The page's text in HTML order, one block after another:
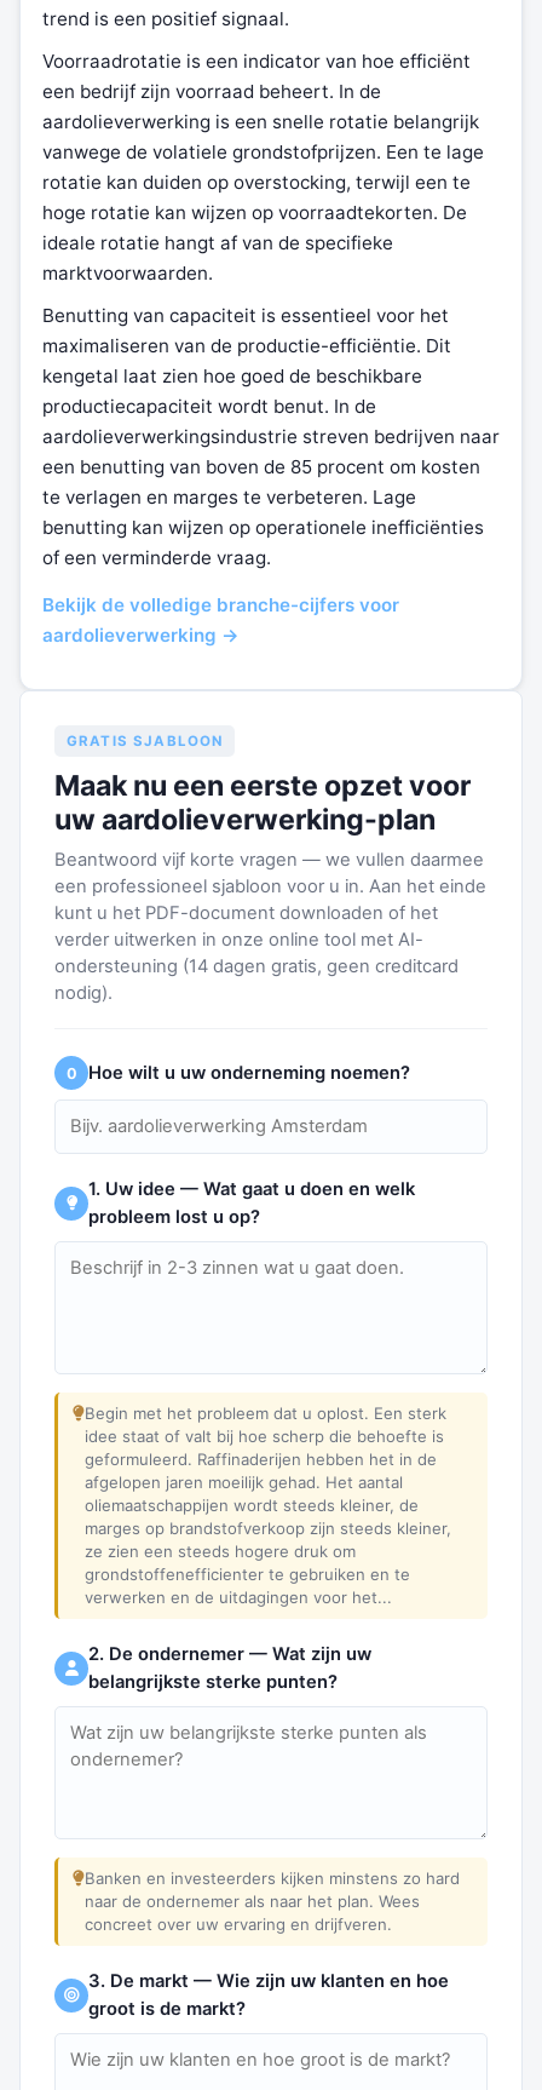
trend is een positief signaal.
Voorraadrotatie is een indicator van hoe efficiënt
een bedrijf zijn voorraad beheert. In de
aardolieverwerking is een snelle rotatie belangrijk
vanwege de volatiele grondstofprijzen. Een te lage
rotatie kan duiden op overstocking, terwijl een te
hoge rotatie kan wijzen op voorraadtekorten. De
ideale rotatie hangt af van de specifieke
marktvoorwaarden.
Benutting van capaciteit is essentieel voor het
maximaliseren van de productie-efficiëntie. Dit
kengetal laat zien hoe goed de beschikbare
productiecapaciteit wordt benut. In de
aardolieverwerkingsindustrie streven bedrijven naar
een benutting van boven de 85 procent om kosten
te verlagen en marges te verbeteren. Lage
benutting kan wijzen op operationele inefficiënties
of een verminderde vraag.
Bekijk de volledige branche-cijfers voor
aardolieverwerking →
GRATIS SJABLOON
Maak nu een eerste opzet voor
uw aardolieverwerking-plan
Beantwoord vijf korte vragen — we vullen daarmee
een professioneel sjabloon voor u in. Aan het einde
kunt u het PDF-document downloaden of het
verder uitwerken in onze online tool met AI-
ondersteuning (14 dagen gratis, geen creditcard
nodig).
0 Hoe wilt u uw onderneming noemen?
1. Uw idee — Wat gaat u doen en welk
probleem lost u op?
Begin met het probleem dat u oplost. Een sterk
idee staat of valt bij hoe scherp die behoefte is
geformuleerd. Raffinaderijen hebben het in de
afgelopen jaren moeilijk gehad. Het aantal
oliemaatschappijen wordt steeds kleiner, de
marges op brandstofverkoop zijn steeds kleiner,
ze zien een steeds hogere druk om
grondstoffenefficienter te gebruiken en te
verwerken en de uitdagingen voor het...
2. De ondernemer — Wat zijn uw
belangrijkste sterke punten?
Banken en investeerders kijken minstens zo hard
naar de ondernemer als naar het plan. Wees
concreet over uw ervaring en drijfveren.
3. De markt — Wie zijn uw klanten en hoe
groot is de markt?